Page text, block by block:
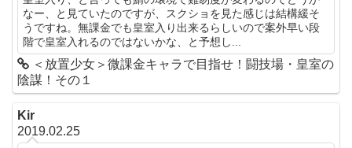
なー、と見ていたのですが、スクショを見た感じは結構緩そ
うですね。無課金でも皇室入り出来るらしいので案外早い段
階で皇室入れるのではないかな、と予想し...
＜放置少女＞微課金キャラで目指せ！闘技場・皇室の
陰謀！その１
Kir
2019.02.25